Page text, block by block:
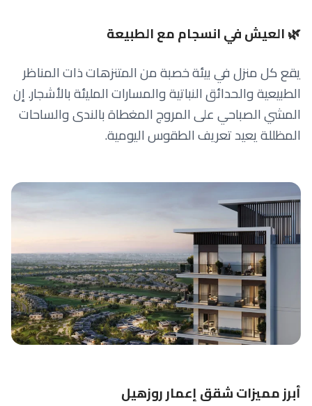
🌿 العيش في انسجام مع الطبيعة
يقع كل منزل في بيئة خصبة من المتنزهات ذات المناظر
الطبيعية والحدائق النباتية والمسارات المليئة بالأشجار. إن
المشي الصباحي على المروج المغطاة بالندى والساحات
المظللة يعيد تعريف الطقوس اليومية.
أبرز مميزات شقق إعمار روزهيل